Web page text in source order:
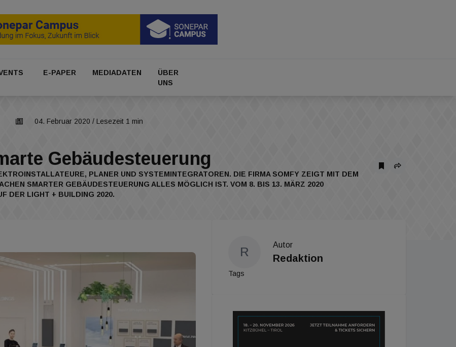
E-PAPER MEDIADATEN
ÜBER
UNS
04. Februar 2020 / Lesezeit 1 min
Gebäudesteuerung
PLANER UND SYSTEMINTEGRATOREN. DIE FIRMA SOMFY ZEIGT MIT DEM
SMARTER GEBÄUDESTEUERUNG ALLES MÖGLICH IST. VOM 8. BIS 13. MÄRZ 2020
DER LIGHT + BUILDING 2020.
R
Autor
Redaktion
Tags